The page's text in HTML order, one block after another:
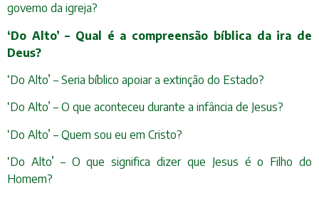
governo da igreja?
‘Do Alto’ – Qual é a compreensão bíblica da ira de
Deus?
‘Do Alto’ – Seria bíblico apoiar a extinção do Estado?
‘Do Alto’ – O que aconteceu durante a infância de Jesus?
‘Do Alto’ – Quem sou eu em Cristo?
‘Do Alto’ – O que significa dizer que Jesus é o Filho do
Homem?